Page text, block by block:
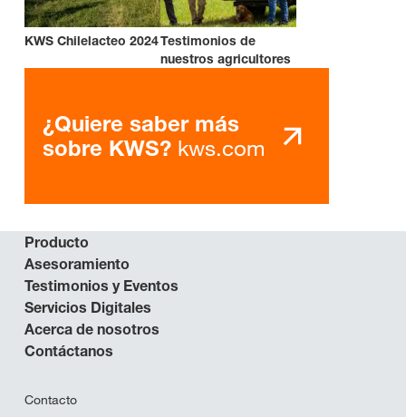
KWS Chilelacteo 2024Testimonios de
nuestros agricultores
¿Quiere saber más
sobre KWS? kws.com
Producto
Asesoramiento
Testimonios y Eventos
Servicios Digitales
Acerca de nosotros
Contáctanos
Contacto